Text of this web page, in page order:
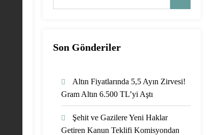
Son Gönderiler
Altın Fiyatlarında 5,5 Ayın Zirvesi!
Gram Altın 6.500 TL’yi Aştı
Şehit ve Gazilere Yeni Haklar
Getiren Kanun Teklifi Komisyondan